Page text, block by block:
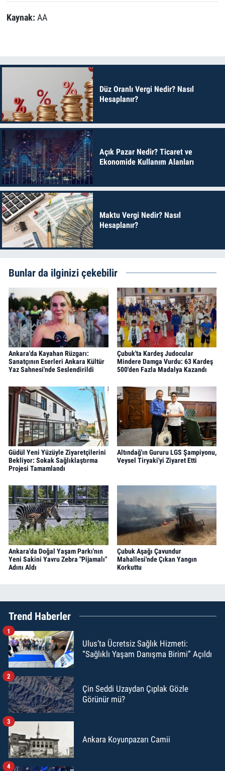
Kaynak: AA
Düz Oranlı Vergi Nedir? Nasıl
Hesaplanır?
Açık Pazar Nedir? Ticaret ve
Ekonomide Kullanım Alanları
Maktu Vergi Nedir? Nasıl
Hesaplanır?
Bunlar da ilginizi çekebilir
Ankara'da Kayahan Rüzgarı:
Sanatçının Eserleri Ankara Kültür
Yaz Sahnesi'nde Seslendirildi
Çubuk'ta Kardeş Judocular
Mindere Damga Vurdu: 63 Kardeş
500'den Fazla Madalya Kazandı
Güdül Yeni Yüzüyle Ziyaretçilerini
Bekliyor: Sokak Sağlıklaştırma
Projesi Tamamlandı
Altındağ'ın Gururu LGS Şampiyonu,
Veysel Tiryaki'yi Ziyaret Etti
Ankara'da Doğal Yaşam Parkı'nın
Yeni Sakini Yavru Zebra "Pijamalı"
Adını Aldı
Çubuk Aşağı Çavundur
Mahallesi'nde Çıkan Yangın
Korkuttu
Trend Haberler
Ulus’ta Ücretsiz Sağlık Hizmeti:
“Sağlıklı Yaşam Danışma Birimi” Açıldı
1
Çin Seddi Uzaydan Çıplak Gözle
Görünür mü?
2
Ankara Koyunpazarı Camii
3
4